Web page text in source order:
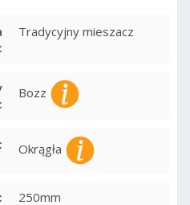
Tradycyjny mieszacz
Bozz
Okrągła
250mm